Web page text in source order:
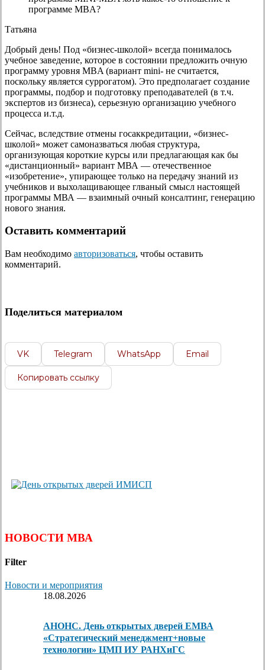
программе MBA?
Татьяна
Добрый день! Под «бизнес-школой» всегда понималось
учебное заведение, которое в состоянии предложить очную
программу уровня MBA (вариант mini- не считается,
поскольку является суррогатом). Это предполагает создание
программы, подбор и подготовку преподавателей (в т.ч.
экспертов из бизнеса), серьезную организацию учебного
процесса и.т.д.
Сейчас, вследствие отмены госаккредитации, «бизнес-
школой» может самоназваться любая структура,
организующая короткие курсы или предлагающая как бы
«дистанционный» вариант МВА — отечественное
«изобретение», упирающее только на передачу знаний из
учебников и выхолащивающее глваный смысл настоящей
программы МВА — взаимный очный консалтинг, генерацию
нового знания.
Оставить комментарий
Вам необходимо авторизоваться, чтобы оставить
комментарий.
Поделиться материалом
VK Telegram WhatsApp Email
Копировать ссылку
НОВОСТИ МВА
Filter
Новости и мероприятия
18.08.2026
АНОНС. День открытых дверей ЕМВА
«Стратегический менеджмент+новые
технологии» ЦМП ИУ РАНХиГС